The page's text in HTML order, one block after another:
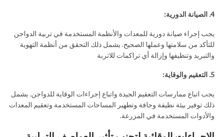
4. الصيانة الدورية:
يجب إجراء صيانة دورية للمعدات والأنظمة المستخدمة في تربية الدواجن
للتأكد من سلامتها وعملها الصحيح. يشمل ذلك التحقق من أنظمة التهوية
والتبريد وتنظيفها وإزالة أي تراكمات للاتربة
5. التعقيم والوقاية:
يجب اتباع ممارسات التعقيم الجيدة واتباع إجراءات الوقاية للدواجن. يشمل
ذلك توفير بيئة نظيفة وجافة وتطهير المساحات المستخدمة وتعقيم المعدات
والأدوات المستخدمة في المزرعة.